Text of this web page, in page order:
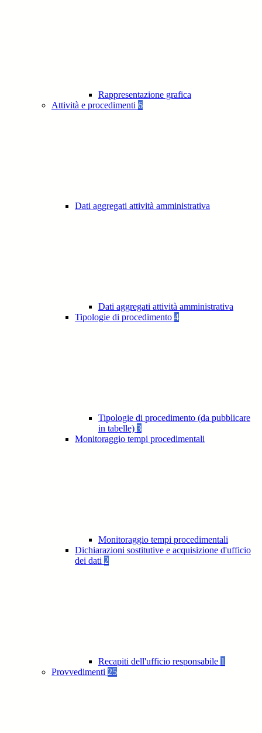
Rappresentazione grafica
Attività e procedimenti 6
Dati aggregati attività amministrativa
Dati aggregati attività amministrativa
Tipologie di procedimento 4
Tipologie di procedimento (da pubblicare
in tabelle) 3
Monitoraggio tempi procedimentali
Monitoraggio tempi procedimentali
Dichiarazioni sostitutive e acquisizione d'ufficio
dei dati 2
Recapiti dell'ufficio responsabile 1
Provvedimenti 25